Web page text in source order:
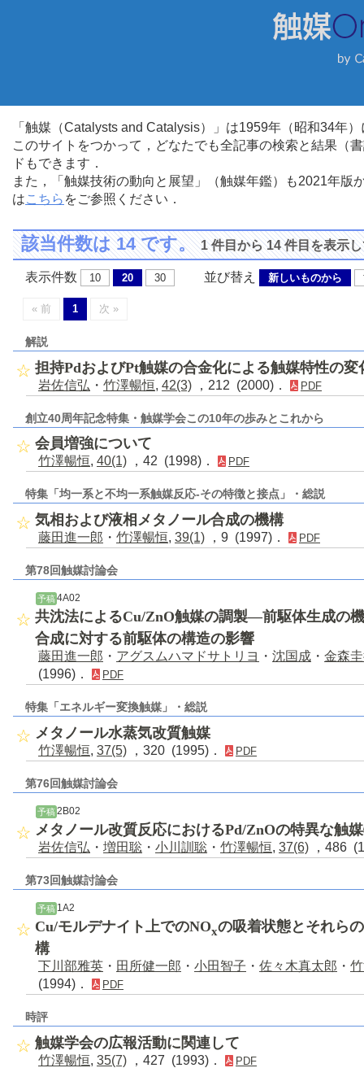
「触媒（Catalysts and Catalysis）」は1959年（昭和34年
このサイトをつかって，どなたでも全記事の検索と結果（
ドもできます．
また，「触媒技術の動向と展望」（触媒年鑑）も2021年
はこちら をご参照ください．
該当件数は 14 です。1 件目から 14 件目を表示
表示件数 10 20 30 並び替え 新しいものから
« 前 1 次 »
解説
担持PdおよびPt触媒の合金化による触媒特性の変
岩佐信弘 ・ 竹澤暢恒, 42(3) ，212 (2000)． PDF
創立40周年記念特集・触媒学会この10年の歩みとこれから
会員増強について
竹澤暢恒, 40(1) ，42 (1998)． PDF
特集「均一系と不均一系触媒反応-その特徴と接点」・総説
気相および液相メタノール合成の機構
藤田進一郎 ・ 竹澤暢恒, 39(1) ，9 (1997)． PDF
第78回触媒討論会
予稿 4A02
共沈法によるCu/ZnO触媒の調製―前駆体生成の
合成に対する前駆体の構造の影響
藤田進一郎 ・ アグスムハマドサトリヨ ・ 沈国成 ・ 金森
(1996)．
PDF
特集「エネルギー変換触媒」・総説
メタノール水蒸気改質触媒
竹澤暢恒, 37(5) ，320 (1995)． PDF
第76回触媒討論会
予稿 2B02
メタノール改質反応におけるPd/ZnOの特異な触
岩佐信弘 ・ 増田聡 ・ 小川訓聡 ・ 竹澤暢恒, 37(6) ，486
第73回触媒討論会
予稿 1A2
Cu/モルデナイト上でのNOxの吸着状態とそれら
構
下川部雅英 ・ 田所健一郎 ・ 小田智子 ・ 佐々木真太郎 ・
(1994)．
PDF
時評
触媒学会の広報活動に関連して
竹澤暢恒, 35(7) ，427 (1993)． PDF